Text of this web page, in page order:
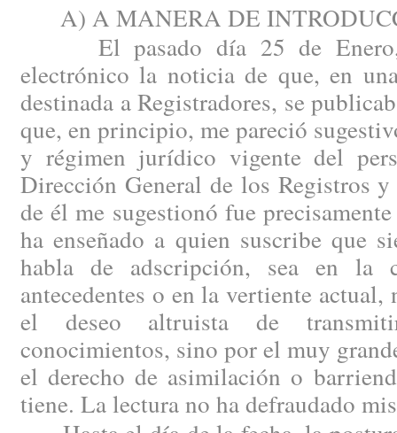
A) A MANERA DE
El pasado día 25 de Enero,
electrónico la noticia de que, en
destinada a Registradores, se
que, en principio, me pareció
y régimen jurídico vigente del
Dirección General de los Registros
de él me sugestionó fue
ha enseñado a quien suscribe que
habla de adscripción, sea en la
antecedentes o en la vertiente
el deseo altruista de
conocimientos, sino por el muy
el derecho de asimilación o
tiene. La lectura no ha defraudado